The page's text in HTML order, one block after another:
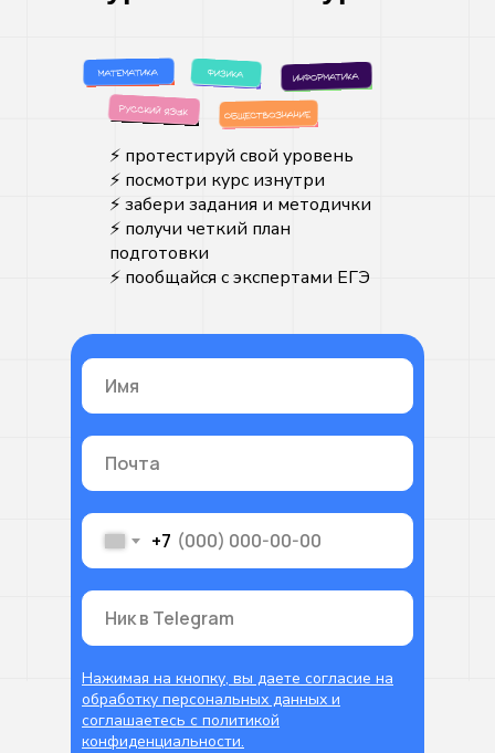
⚡️ протестируй свой уровень
⚡️ посмотри курс изнутри
⚡️ забери задания и методички
⚡️ получи четкий план
подготовки
⚡️ пообщайся с экспертами ЕГЭ
+7
Нажимая на кнопку, вы даете согласие на
обработку персональных данных и
соглашаетесь c политикой
конфиденциальности.